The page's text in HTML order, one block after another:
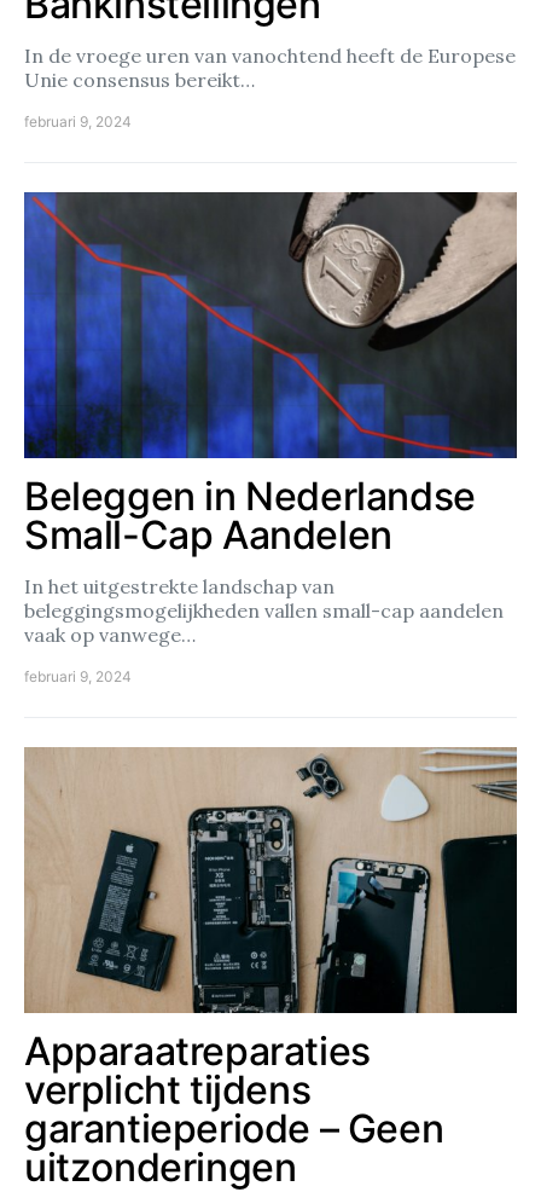
In de vroege uren van vanochtend heeft de Europese
Unie consensus bereikt…
februari 9, 2024
Beleggen in Nederlandse
Small-Cap Aandelen
In het uitgestrekte landschap van
beleggingsmogelijkheden vallen small-cap aandelen
vaak op vanwege…
februari 9, 2024
Apparaatreparaties
verplicht tijdens
garantieperiode – Geen
uitzonderingen